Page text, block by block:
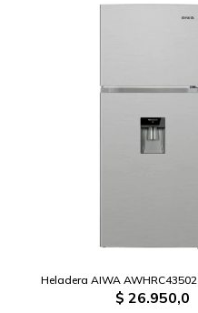
Heladera AIWA
$ 26.950,0